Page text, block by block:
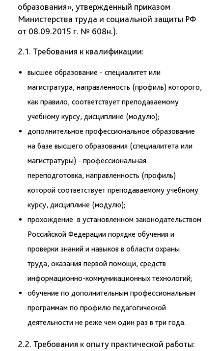
образования», утвержденный приказом
Министерства труда и социальной защиты РФ
от 08.09.2015 г. № 608н.).
2.1. Требования к квалификации:
высшее образование - специалитет или
магистратура, направленность (профиль) которого,
как правило, соответствует преподаваемому
учебному курсу, дисциплине (модулю);
дополнительное профессиональное образование
на базе высшего образования (специалитета или
магистратуры) - профессиональная
переподготовка, направленность (профиль)
которой соответствует преподаваемому учебному
курсу, дисциплине (модулю);
прохождение в установленном законодательством
Российской Федерации порядке обучения и
проверки знаний и навыков в области охраны
труда, оказания первой помощи, средств
информационно-коммуникационных технологий;
обучение по дополнительным профессиональным
программам по профилю педагогической
деятельности не реже чем один раз в три года.
2.2. Требования к опыту практической работы: